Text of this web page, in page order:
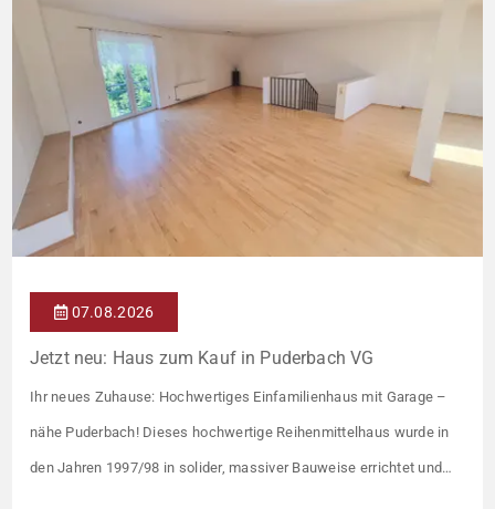
07.08.2026
Jetzt neu: Haus zum Kauf in Puderbach VG
Ihr neues Zuhause: Hochwertiges Einfamilienhaus mit Garage –
nähe Puderbach! Dieses hochwertige Reihenmittelhaus wurde in
den Jahren 1997/98 in solider, massiver Bauweise errichtet und